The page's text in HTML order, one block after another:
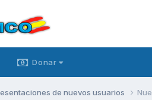
Donar
de nuevos usuarios